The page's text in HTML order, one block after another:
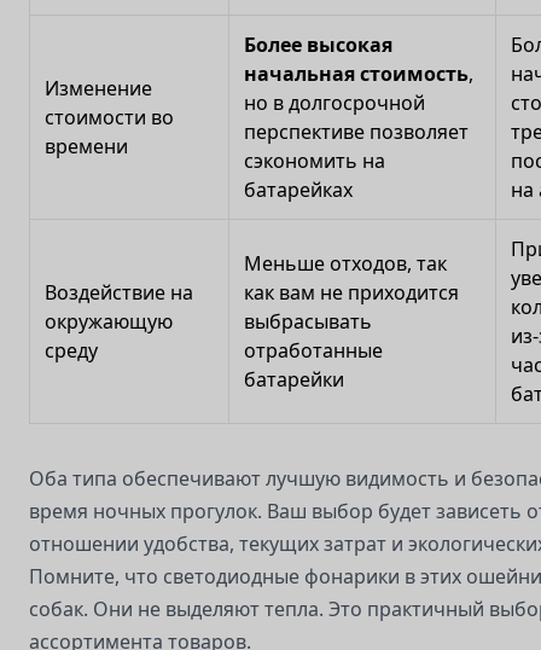
Изменение
стоимости во
времени
Более высокая
начальная стоимость,
но в долгосрочной
перспективе позволяет
сэкономить на
батарейках
на
Воздействие на
окружающую
среду
Меньше отходов, так
как вам не приходится
выбрасывать
отработанные
батарейки
Оба типа обеспечивают лучшую видимость и
время ночных прогулок. Ваш выбор будет зависеть
отношении удобства, текущих затрат и
Помните, что светодиодные фонарики в этих
собак. Они не выделяют тепла. Это практичный
ассортимента товаров.